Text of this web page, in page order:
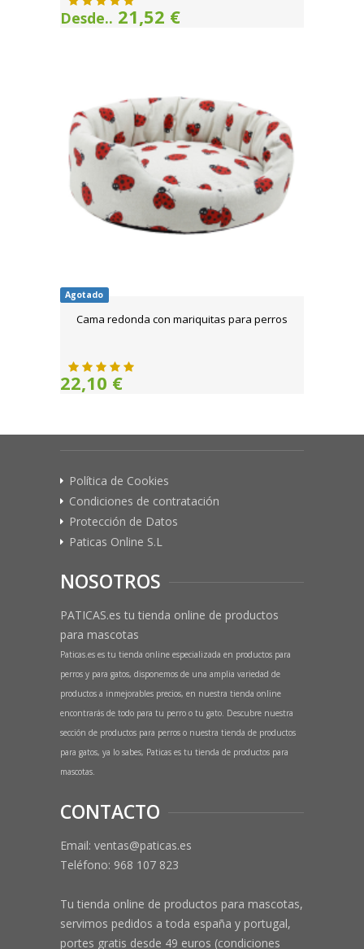
Desde.. 21,52 €
Agotado
Cama redonda con mariquitas para perros
22,10 €
Política de Cookies
Condiciones de contratación
Protección de Datos
Paticas Online S.L
NOSOTROS
PATICAS.es tu tienda online de productos
para mascotas
Paticas.es es tu tienda online especializada en productos para
perros y para gatos, disponemos de una amplia variedad de
productos a inmejorables precios, en nuestra tienda online
encontrarás de todo para tu perro o tu gato. Descubre nuestra
sección de productos para perros o nuestra tienda de productos
para gatos, ya lo sabes, Paticas es tu tienda de productos para
mascotas.
CONTACTO
Email: ventas@paticas.es
Teléfono: 968 107 823
Tu tienda online de productos para mascotas,
servimos pedidos a toda españa y portugal,
portes gratis desde 49 euros (condiciones